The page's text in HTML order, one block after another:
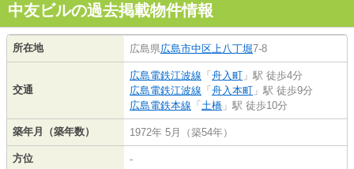
中友ビルの過去掲載物件情報
所在地 広島県広島市中区 上八丁堀7-8
交通
広島電鉄江波線 「 舟入町 」駅 徒歩4分
広島電鉄江波線 「 舟入本町 」駅 徒歩9分
広島電鉄本線 「 土橋 」駅 徒歩10分
築年月（築年数） 1972年 5月（築54年）
方位 -